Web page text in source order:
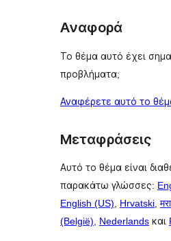
Αναφορά
Το θέμα αυτό έχει
προβλήματα;
Αναφέρετε αυτό το
Μεταφράσεις
Αυτό το θέμα είναι
παρακάτω γλώσσες:
English (US), Hrvatski,
(België), Nederlands και